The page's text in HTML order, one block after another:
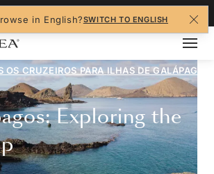
in English?SWITCH TO ENGLISH
OS CRUZEIROS PARA ILHAS DE GALÁPAGOS
Exploring the